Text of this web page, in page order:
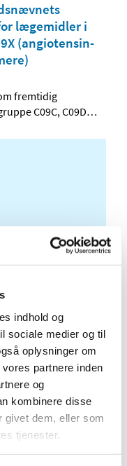
indhold og
sociale medier og til
oplysninger om
partnere inden
og
kombinere disse
givet dem, eller som
tjenester.
lægemidler i
(angiotensin-
fremtidig
C09C, C09D…